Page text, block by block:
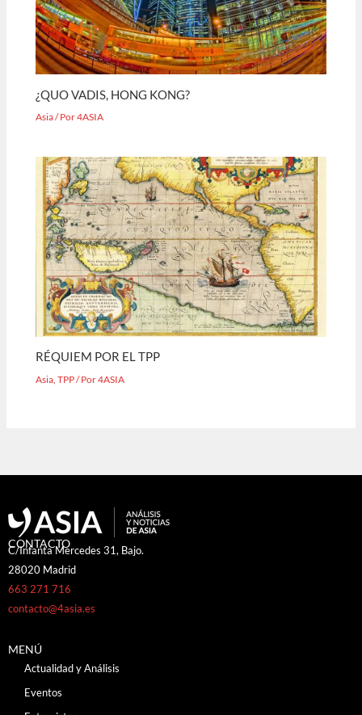
¿QUO VADIS, HONG KONG?
Asia/ Por4ASIA
RÉQUIEM POR EL TPP
Asia,TPP/ Por4ASIA
CONTACTO
C/Infanta Mercedes 31, Bajo.
28020 Madrid
663 271 716
contacto@4asia.es
MENÚ
Actualidad y Análisis
Eventos